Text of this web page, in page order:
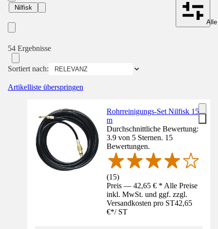
Nilfisk
54 Ergebnisse
Sortiert nach:
Artikelliste überspringen
Rohrreinigungs-Set Nilfisk 15
m
Durchschnittliche Bewertung:
3.9 von 5 Sternen. 15
Bewertungen.
(15)
Preis — 42,65 € * Alle Preise
inkl. MwSt. und ggf. zzgl.
Versandkosten pro ST42,65
€*/ ST